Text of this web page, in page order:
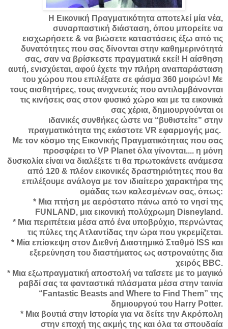
Η Εικονική Πραγματικότητα αποτελεί μία νέα,
συναρπαστική διάσταση, όπου μπορείτε να
εισχωρήσετε & να βιώσετε καταστάσεις έξω από τις
δυνατότητες που σας δίνονται στην καθημερινότητά
σας, σαν να βρίσκεστε πραγματικά εκεί! Η αίσθηση
αυτή, ενισχύεται, αφού έχετε την πλήρη αναπαράσταση
του χώρου που επιλέξατε σε φάσμα 360 μοιρών! Με
τους αισθητήρες, τους ανιχνευτές που αντιλαμβάνονται
τις κινήσεις σας στον φυσικό χώρο και με τα εικονικά
σας χέρια, δημιουργούνται οι
ιδανικές συνθήκες ώστε να “βυθιστείτε” στην
πραγματικότητα της εκάστοτε VR εφαρμογής μας.
Με τον κόσμο της Εικονικής Πραγματικότητας που σας
προσφέρει το VP Planet όλα γίνονται.... η μόνη
δυσκολία είναι να διαλέξετε τι θα πρωτοκάνετε ανάμεσα
από 120 & πλέον εικονικές δραστηριότητες που θα
επιλέξουμε ανάλογα με τον ιδιαίτερο χαρακτήρα της
ομάδας των καλεσμένων σας, όπως:
* Μια πτήση με αερόστατο πάνω από το νησί της
FUNLAND, μια εικονική πολύχρωμη Disneyland.
* Μια περιπέτεια μέσα από ένα υποβρύχιο, περνώντας
τις πύλες της Ατλαντίδας την ώρα που γκρεμίζεται.
* Μία επίσκεψη στον Διεθνή Διαστημικό Σταθμό ISS και
εξερεύνηση του διαστήματος ως αστροναύτης δια
χειρός BBC.
* Μια εξωπραγματική αποστολή να ταΐσετε με το μαγικό
ραβδί σας τα φανταστικά πλάσματα μέσα στην ταινία
“Fantastic Beasts and Where to Find Them” της
δημιουργού του Harry Potter.
* Μια βουτιά στην Ιστορία για να δείτε την Ακρόπολη
στην εποχή της ακμής της και όλα τα σπουδαία